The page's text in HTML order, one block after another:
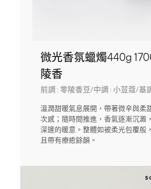
微光香氛蠟燭440g
陵香
前調 : 零陵香豆/中調 : 小荳蔻/基
溫潤甜暖氣息展開，帶著微辛與柔
次感；隨時間推進，香氣逐漸沉澱
深邃的暖意。整體如被柔光包覆般
且帶有療癒餘韻。